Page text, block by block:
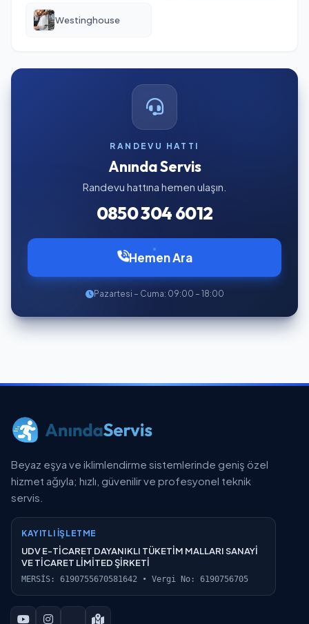
Westinghouse
RANDEVU HATTI
Anında Servis
Randevu hattına hemen ulaşın.
0850 304 6012
Hemen Ara
Pazartesi – Cuma: 09:00 – 18:00
Beyaz eşya ve iklimlendirme sistemlerinde geniş özel
hizmet ağıyla; hızlı, güvenilir ve profesyonel teknik
servis.
KAYITLI İŞLETME
UDV E-TİCARET DAYANIKLI TÜKETİM MALLARI SANAYİ
VE TİCARET LİMİTED ŞİRKETİ
MERSİS: 6190755670581642 • Vergi No: 6190756705